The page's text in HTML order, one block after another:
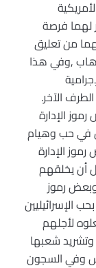
لهما فرصة
من تعليق
,وفي هذا
الآخر.
الإدارة
في حب وهيام
الإدارة
أن يخلقهم
رموز
الإسرائيليين
لأجلهم
شعبها
وفي السجون